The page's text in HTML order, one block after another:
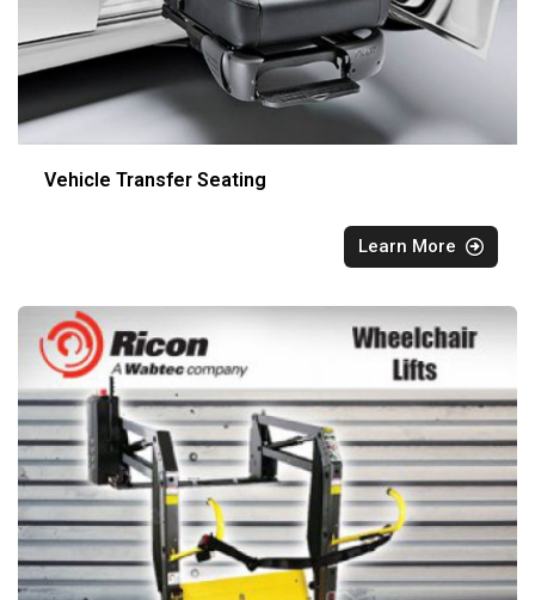
Vehicle Transfer Seating
Learn More